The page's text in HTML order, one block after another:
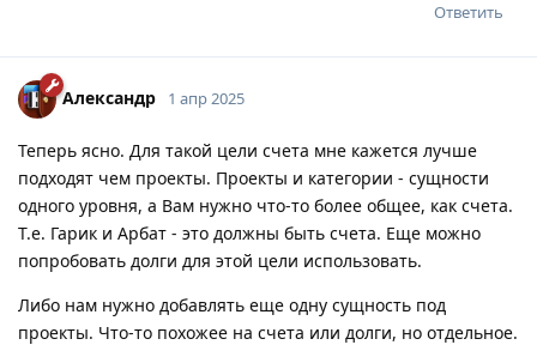
Ответить
Александр 1 апр 2025
Теперь ясно. Для такой цели счета мне кажется лучше
подходят чем проекты. Проекты и категории - сущности
одного уровня, а Вам нужно что-то более общее, как счета.
Т.е. Гарик и Арбат - это должны быть счета. Еще можно
попробовать долги для этой цели использовать.
Либо нам нужно добавлять еще одну сущность под
проекты. Что-то похожее на счета или долги, но отдельное.